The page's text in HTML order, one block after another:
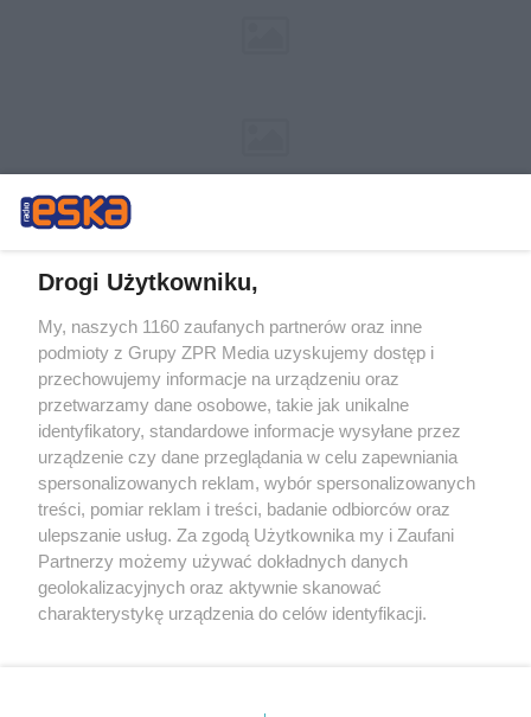
Żaden utwór zamieszczony w serwisie nie może być powielany i
rozpowszechniany lub dalej rozpowszechniany w jakikolwiek sposób (w
tym także elektroniczny lub mechaniczny) na jakimkolwiek polu
eksploatacji w jakiejkolwiek formie, włącznie z umieszczaniem w
Internecie bez pisemnej zgody właściciela praw. Jakiekolwiek użycie lub
wykorzystanie utworów w całości lub w części z naruszeniem prawa,
tzn. bez właściwej zgody, jest zabronione pod groźbą kary i może być
ścigane prawnie.
Drogi Użytkowniku,
My, naszych 1160 zaufanych partnerów oraz inne
podmioty z Grupy ZPR Media uzyskujemy dostęp i
przechowujemy informacje na urządzeniu oraz
przetwarzamy dane osobowe, takie jak unikalne
identyfikatory, standardowe informacje wysyłane przez
urządzenie czy dane przeglądania w celu zapewniania
spersonalizowanych reklam, wybór spersonalizowanych
treści, pomiar reklam i treści, badanie odbiorców oraz
ulepszanie usług. Za zgodą Użytkownika my i Zaufani
Partnerzy możemy używać dokładnych danych
geolokalizacyjnych oraz aktywnie skanować
charakterystykę urządzenia do celów identyfikacji.